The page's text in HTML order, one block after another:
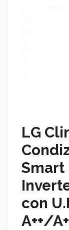
LG
Smart
con
A++/